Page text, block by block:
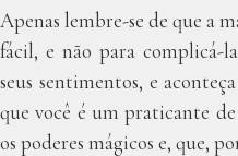
Apenas lembre-se de que a
fácil, e não para complicá-
seus sentimentos, e
que você é um praticante
os poderes mágicos e, que,